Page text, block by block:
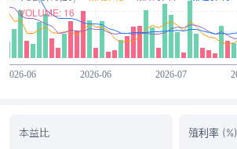
本益比 殖利率 (%)